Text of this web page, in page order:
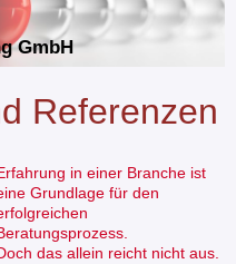
GmbH
Referenzen
in einer Branche ist
Grundlage für den
das allein reicht nicht aus.